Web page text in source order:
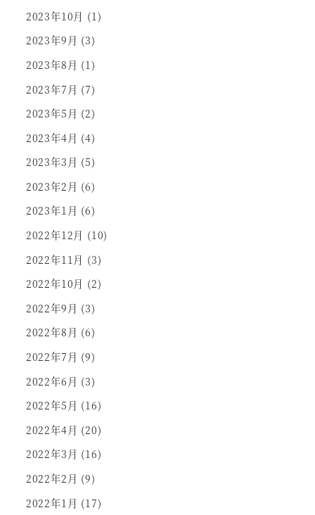
2023年10月 (1)
2023年9月 (3)
2023年8月 (1)
2023年7月 (7)
2023年5月 (2)
2023年4月 (4)
2023年3月 (5)
2023年2月 (6)
2023年1月 (6)
2022年12月 (10)
2022年11月 (3)
2022年10月 (2)
2022年9月 (3)
2022年8月 (6)
2022年7月 (9)
2022年6月 (3)
2022年5月 (16)
2022年4月 (20)
2022年3月 (16)
2022年2月 (9)
2022年1月 (17)